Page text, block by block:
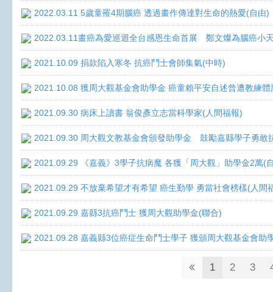
2022.03.11 5歲童罹4期腦癌 透過畫作傳達對生命的熱愛(自由)
2022.03.11畫癌為愛巡迴全台感恩生命首展 鄭文燦為腦癌小
2021.10.09 捐款陷入寒冬 抗癌鬥士會師集氣(中時)
2021.10.08 獲周大觀基金會助學金 癌童賴平安自述曾遭教練體
2021.09.30 病床上讀書 翁俊彥立志當科學家(人間福報)
2021.09.30 周大觀文教基金會頒發助學金 鼓勵嘉縣學子勇敢
2021.09.29 《嘉義》3學子抗病魔 各獲「周大觀」助學金2萬(
2021.09.29 不放棄希望才有希望 癌生勤學 勇當社會榜樣(人間
2021.09.29 嘉縣3抗癌鬥士 獲周大觀助學金(聯合)
2021.09.28 嘉義縣3位癌症生命鬥士學子 獲頒周大觀基金會助
1 2 3